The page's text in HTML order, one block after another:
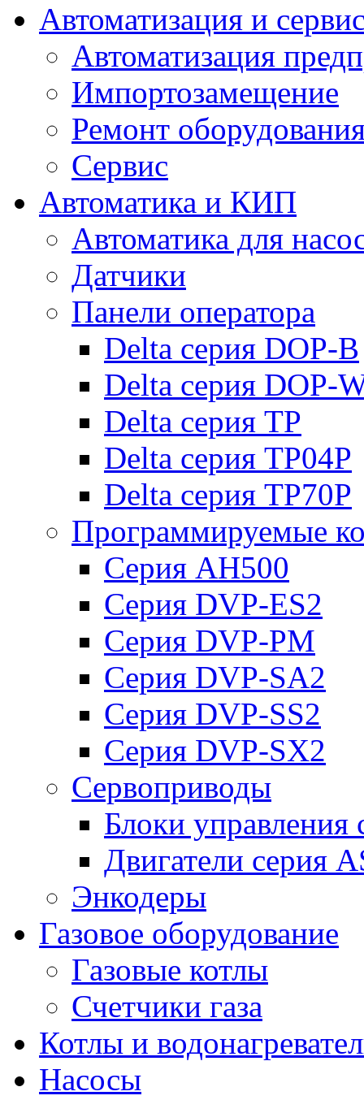
Автоматизация и
Автоматизация
Импортозамещение
Ремонт
Сервис
Автоматика и КИП
Автоматика для
Датчики
Панели оператора
Delta серия DOP-B
Delta серия DOP-
Delta серия TP
Delta серия TP04P
Delta серия TP70P
Программируемые
Серия AH500
Серия DVP-ES2
Серия DVP-PM
Серия DVP-SA2
Серия DVP-SS2
Серия DVP-SX2
Сервоприводы
Блоки
Двигатели серия
Энкодеры
Газовое оборудование
Газовые котлы
Счетчики газа
Котлы и
Насосы